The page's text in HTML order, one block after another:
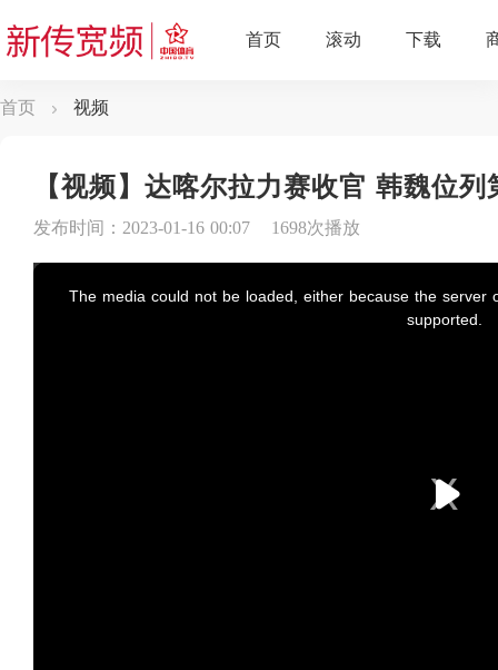
首页 视频
【视频】达喀尔拉力赛收官 韩魏位
发布时间：2023-01-16 00:07 1698次播放
This
The media could not be loaded, either because the
supported.